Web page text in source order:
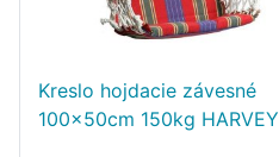
Kreslo hojdacie závesné
100x50cm 150kg HARVEY